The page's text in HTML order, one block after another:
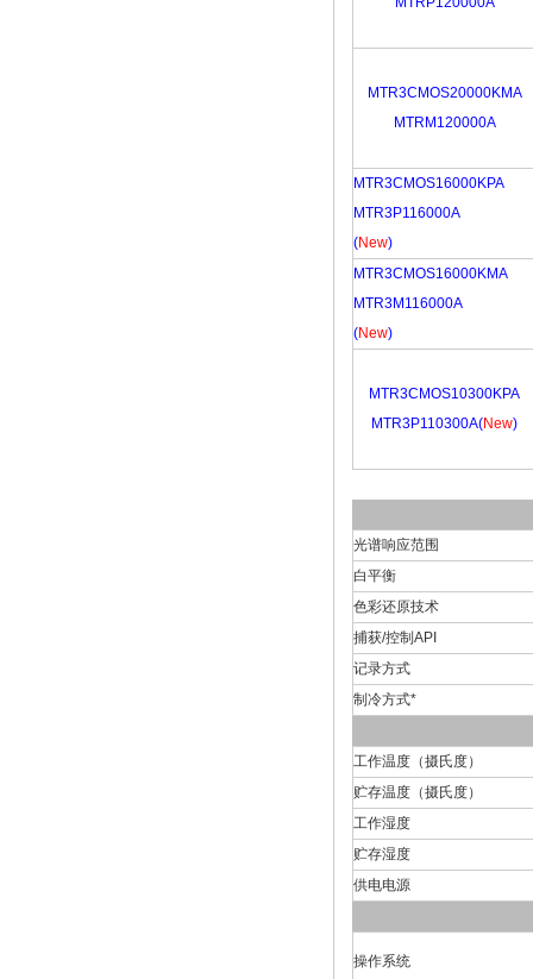
MTR3CMOS20000KMA
MTRM120000A
MTR3CMOS16000KPA
MTR3P116000A
(New)
MTR3CMOS16000KMA
MTR3M116000A
(New)
MTR3CMOS10300KPA
MTR3P110300A(New)
光谱响应范围
白平衡
色彩还原技术
捕获/控制API
记录方式
制冷方式*
工作温度（摄氏度）
贮存温度（摄氏度）
工作湿度
贮存湿度
供电电源
操作系统